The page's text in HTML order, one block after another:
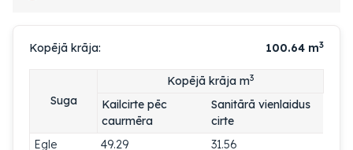
Kopējā krāja: 100.64 m3
Suga
Kopējā krāja m3
Kailcirte pēc
caurmēra
Sanitārā vienlaidus
cirte
Egle
49.29
31.56